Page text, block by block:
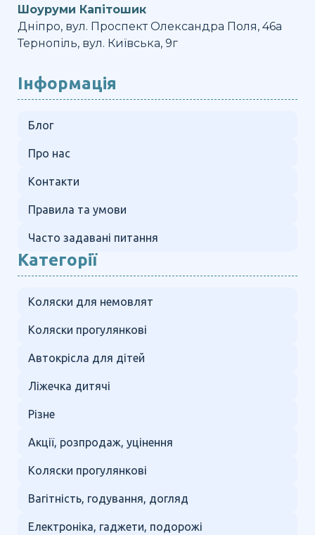
Шоуруми Капітошик
Дніпро, вул. Проспект Олександра Поля, 46а
Тернопіль, вул. Київська, 9г
Інформація
Блог
Про нас
Контакти
Правила та умови
Часто задавані питання
Категорії
Коляски для немовлят
Коляски прогулянкові
Автокрісла для дітей
Ліжечка дитячі
Різне
Акції, розпродаж, уцінення
Коляски прогулянкові
Вагітність, годування, догляд
Електроніка, гаджети, подорожі